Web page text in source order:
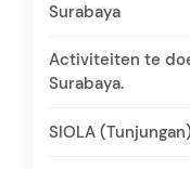
Surabaya
Activiteiten te
Surabaya.
SIOLA